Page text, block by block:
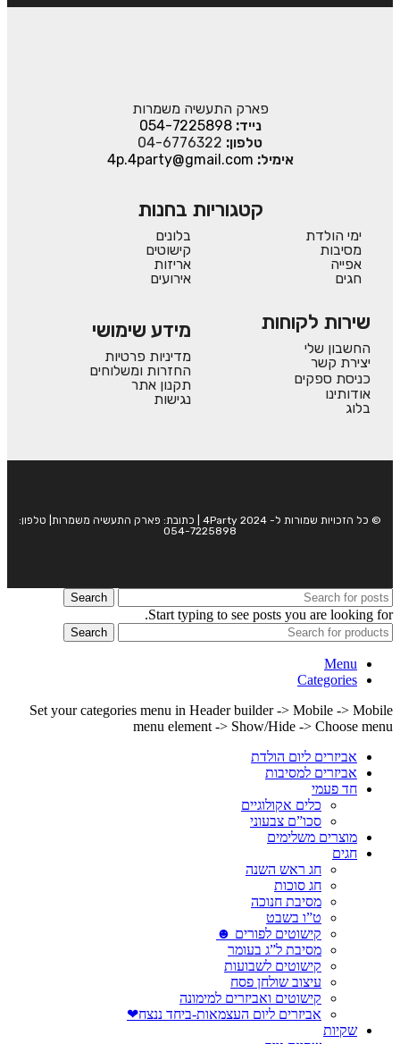
פארק התעשיה משמרות
נייד:054-7225898
טלפון: 04-6776322
אימיל: 4p.4party@gmail.com
קטגוריות בחנות
ימי הולדת
מסיבות
אפייה
חגים
בלונים
קישוטים
אריזות
אירועים
שירות לקוחות
החשבון שלי
יצירת קשר
כניסת ספקים
אודותינו
בלוג
מידע שימושי
מדיניות פרטיות
החזרות ומשלוחים
תקנון אתר
נגישות
© כל הזכויות שמורות ל- 4Party 2024 | כתובת: פארק התעשיה משמרות| טלפון:
054-7225898
Search
Start typing to see posts you are looking for.
Search
Menu
Categories
Set your categories menu in Header builder -> Mobile -> Mobile
menu element -> Show/Hide -> Choose menu
אביזרים ליום הולדת
אביזרים למסיבות
חד פעמי
כלים אקולוגיים
סכו”ם צבעוני
מוצרים משלימים
חגים
חג ראש השנה
חג סוכות
מסיבת חנוכה
ט”ו בשבט
קישוטים לפורים ☻
מסיבת ל”ג בעומר
קישוטים לשבועות
עיצוב שולחן פסח
קישוטים ואביזרים למימונה
אביזרים ליום העצמאות-ביחד ננצח❤
שקיות